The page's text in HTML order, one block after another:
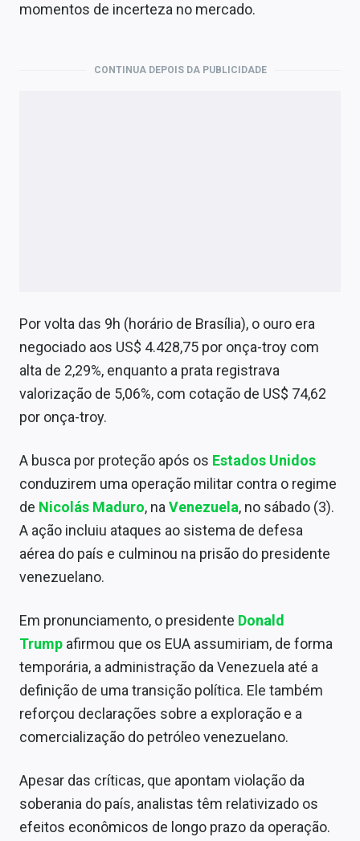
Empresas
Sobre
Expediente
Contato
momentos de incerteza no mercado.
CONTINUA DEPOIS DA PUBLICIDADE
Por volta das 9h (horário de Brasília), o ouro era
negociado aos US$ 4.428,75 por onça-troy com
alta de 2,29%, enquanto a prata registrava
valorização de 5,06%, com cotação de US$ 74,62
por onça-troy.
A busca por proteção após os Estados Unidos
conduzirem uma operação militar contra o regime
de Nicolás Maduro, naVenezuela, no sábado (3).
A ação incluiu ataques ao sistema de defesa
aérea do país e culminou na prisão do presidente
venezuelano.
Em pronunciamento, o presidente Donald
Trump afirmou que os EUA assumiriam, de forma
temporária, a administração da Venezuela até a
definição de uma transição política. Ele também
reforçou declarações sobre a exploração e a
comercialização do petróleo venezuelano.
Apesar das críticas, que apontam violação da
soberania do país, analistas têm relativizado os
efeitos econômicos de longo prazo da operação.